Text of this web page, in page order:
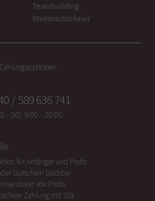
Teambuilding
Weihnachtsfeier
/ 589 636 741
- SO, 9:00 - 20:00
für Anfänger und Profis
Gutschein buchbar
direkt von Profis
Zahlung mit SSL